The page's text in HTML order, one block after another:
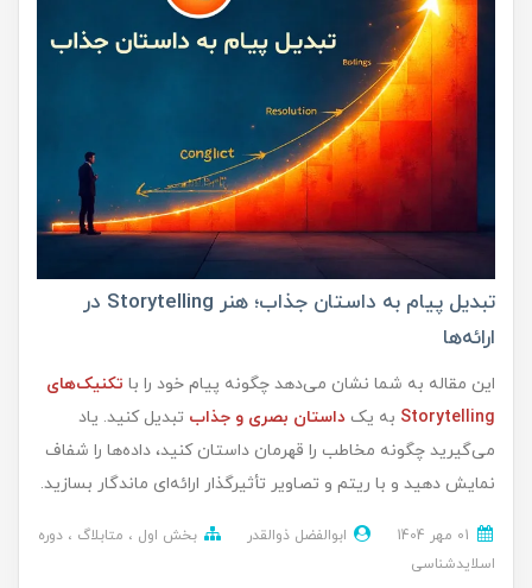
تبدیل پیام به داستان جذاب؛ هنر Storytelling در
ارائه‌ها
این مقاله به شما نشان می‌دهد چگونه پیام خود را با تکنیک‌های
Storytelling به یک داستان بصری و جذاب تبدیل کنید. یاد
می‌گیرید چگونه مخاطب را قهرمان داستان کنید، داده‌ها را شفاف
نمایش دهید و با ریتم و تصاویر تأثیرگذار ارائه‌ای ماندگار بسازید.
ابوالفضل ذوالقدر بخش اول متابلاگ
دوره
اسلایدشناسی